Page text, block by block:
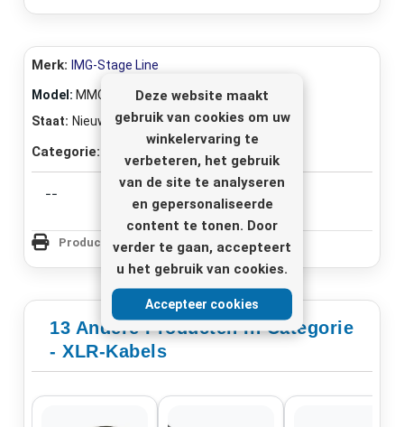
Deze website maakt
gebruik van cookies om uw
winkelervaring te
verbeteren, het gebruik
van de site te analyseren
en gepersonaliseerde
content te tonen. Door
verder te gaan, accepteert
u het gebruik van cookies.
Accepteer cookies
Merk: IMG-Stage Line
Model: MMC-600
Staat: Nieuw
Categorie:
--
Productpagina Afdrukken
13 Andere Producten In Categorie
- XLR-Kabels